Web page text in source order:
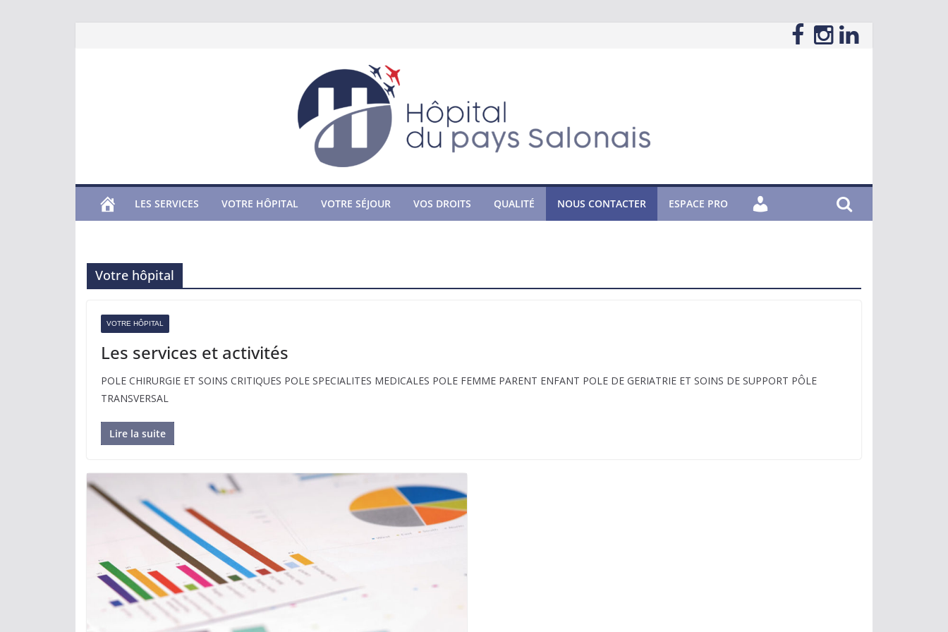
LES SERVICES VOTRE HÔPITAL VOTRE SÉJOUR VOS DROITS QUALITÉ NOUS CONTACTER ESPACE PRO
Votre hôpital
VOTRE HÔPITAL
Les services et activités
POLE CHIRURGIE ET SOINS CRITIQUES POLE SPECIALITES MEDICALES POLE FEMME PARENT ENFANT POLE DE GERIATRIE ET SOINS DE SUPPORT PÔLE
TRANSVERSAL
Lire la suite